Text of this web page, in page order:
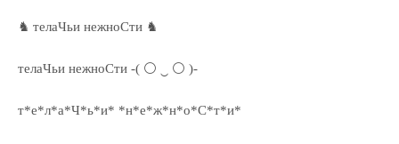
♞ телаЧьи нежноСти ♞
телаЧьи нежноСти -( ⚪ ‿ ⚪ )-
т*е*л*а*Ч*ь*и* *н*е*ж*н*о*С*т*и*